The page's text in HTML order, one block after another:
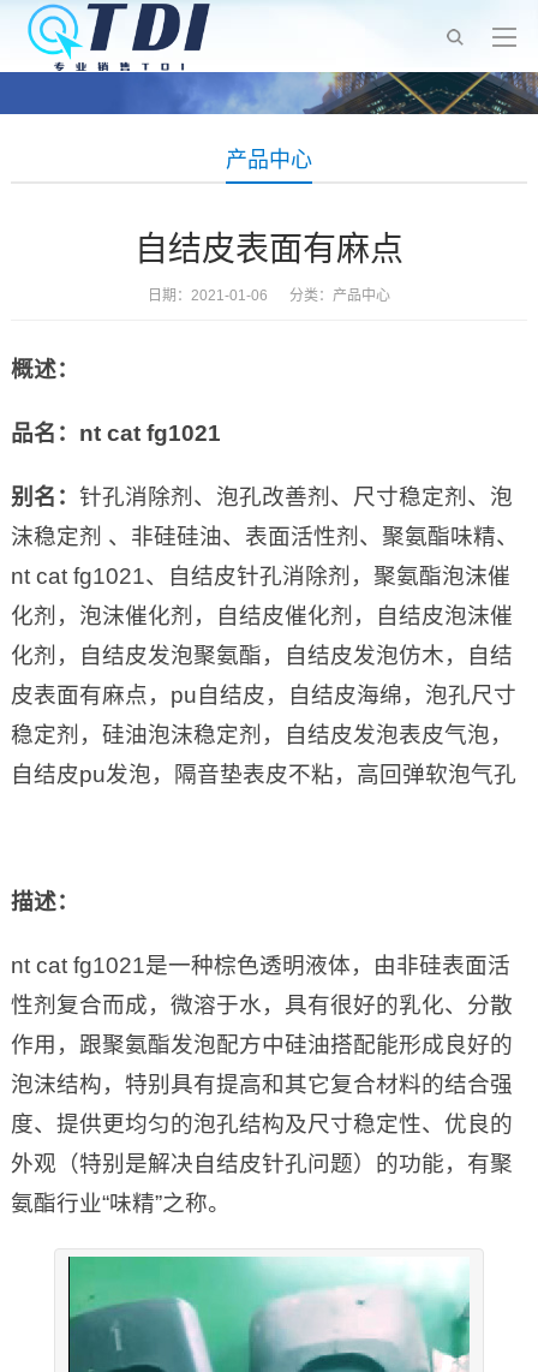
产品中心
自结皮表面有麻点
日期：2021-01-06 分类： 产品中心
概述：
品名： nt cat fg1021
别名： 针孔消除剂、泡孔改善剂、尺寸稳定剂、泡
沫稳定剂 、非硅硅油、表面活性剂、聚氨酯味精、
nt cat fg1021、自结皮针孔消除剂，聚氨酯泡沫催
化剂，泡沫催化剂，自结皮催化剂，自结皮泡沫催
化剂，自结皮发泡聚氨酯，自结皮发泡仿木，自结
皮表面有麻点，pu自结皮，自结皮海绵，泡孔尺寸
稳定剂，硅油泡沫稳定剂，自结皮发泡表皮气泡，
自结皮pu发泡，隔音垫表皮不粘，高回弹软泡气孔
描述：
nt cat fg1021是一种棕色透明液体，由非硅表面活
性剂复合而成，微溶于水，具有很好的乳化、分散
作用，跟聚氨酯发泡配方中硅油搭配能形成良好的
泡沫结构，特别具有提高和其它复合材料的结合强
度、提供更均匀的泡孔结构及尺寸稳定性、优良的
外观（特别是解决自结皮针孔问题）的功能，有聚
氨酯行业“味精”之称。